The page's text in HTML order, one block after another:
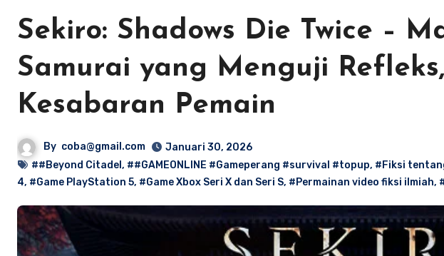
Sekiro: Shadows Die Twice –
Samurai yang Menguji
Kesabaran Pemain
By coba@gmail.com
Januari 30, 2026
##Beyond Citadel , ##GAMEONLINE #Gameperang #survival #topup, #Fiksi
4, #Game PlayStation 5, #Game Xbox Seri X dan Seri S, #Permainan video fiksi ilmiah,